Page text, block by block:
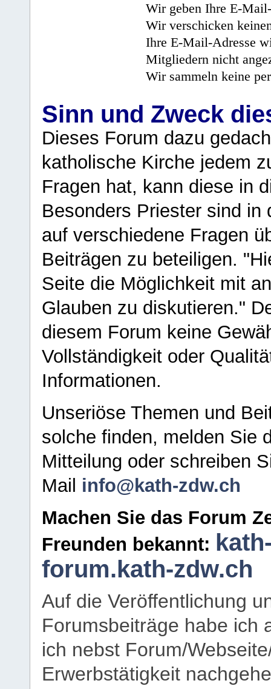
Wir geben Ihre E-
Wir verschicken
Ihre E-Mail-Adresse
Mitgliedern nicht
Wir sammeln keine
Sinn und Zweck
Dieses Forum dazu
katholische Kirche jedem
Fragen hat, kann diese in
Besonders Priester sind in
auf verschiedene Fragen
Beiträgen zu beteiligen.
Seite die Möglichkeit mit
Glauben zu diskutieren."
diesem Forum keine
Vollständigkeit oder
Informationen.
Unseriöse Themen und
solche finden, melden Sie
Mitteilung oder schreiben
Mail info@kath-zdw.ch
Machen Sie das Forum
Freunden bekannt:
forum.kath-zdw.ch
Auf die Veröffentlichung
Forumsbeiträge habe ich
ich nebst Forum/
Erwerbstätigkeit